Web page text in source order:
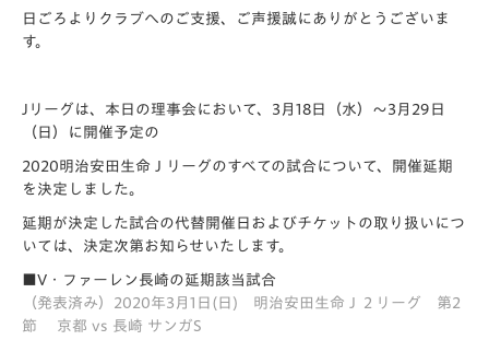
日ごろよりクラブへのご支援、ご声援誠にありがとうございま
す。
Jリーグは、本日の理事会において、3月18日（水）～3月29日
（日）に開催予定の
2020明治安田生命Ｊリーグのすべての試合について、開催延期
を決定しました。
延期が決定した試合の代替開催日およびチケットの取り扱いにつ
いては、決定次第お知らせいたします。
■V ・ファーレン長崎の延期該当試合
（発表済み）2020年3月1日(日) 明治安田生命Ｊ２リーグ 第2
節 京都 vs 長崎 サンガS